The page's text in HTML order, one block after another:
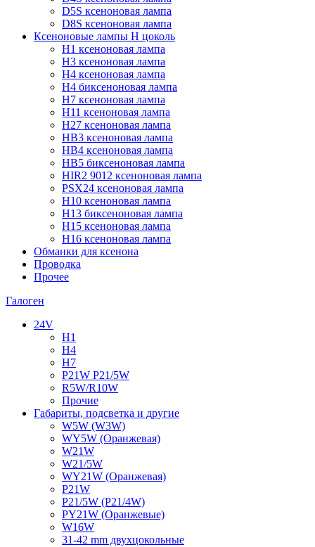
D5S ксеноновая лампа
D8S ксеноновая лампа
Ксеноновые лампы Н цоколь
H1 ксеноновая лампа
H3 ксеноновая лампа
H4 ксеноновая лампа
H4 биксеноновая лампа
H7 ксеноновая лампа
H11 ксеноновая лампа
H27 ксеноновая лампа
HB3 ксеноновая лампа
HB4 ксеноновая лампа
HB5 биксеноновая лампа
HIR2 9012 ксеноновая лампа
PSX24 ксеноновая лампа
H10 ксеноновая лампа
H13 биксеноновая лампа
H15 ксеноновая лампа
H16 ксеноновая лампа
Обманки для ксенона
Проводка
Прочее
Галоген
24V
H1
H4
H7
P21W P21/5W
R5W/R10W
Прочие
Габариты, подсветка и другие
W5W (W3W)
WY5W (Оранжевая)
W21W
W21/5W
WY21W (Оранжевая)
P21W
P21/5W (P21/4W)
PY21W (Оранжевые)
W16W
31-42 mm двухцокольные